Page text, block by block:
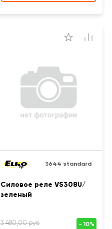
3644 standard
Силовое реле VS308U/
зеленый